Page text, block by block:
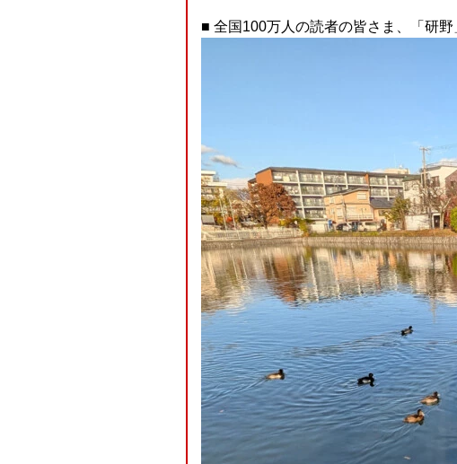
■ 全国100万人の読者の皆さま、「研